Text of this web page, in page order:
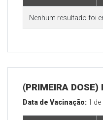
Nenhum resultado foi
(PRIMEIRA
Data de Vacinação: 1